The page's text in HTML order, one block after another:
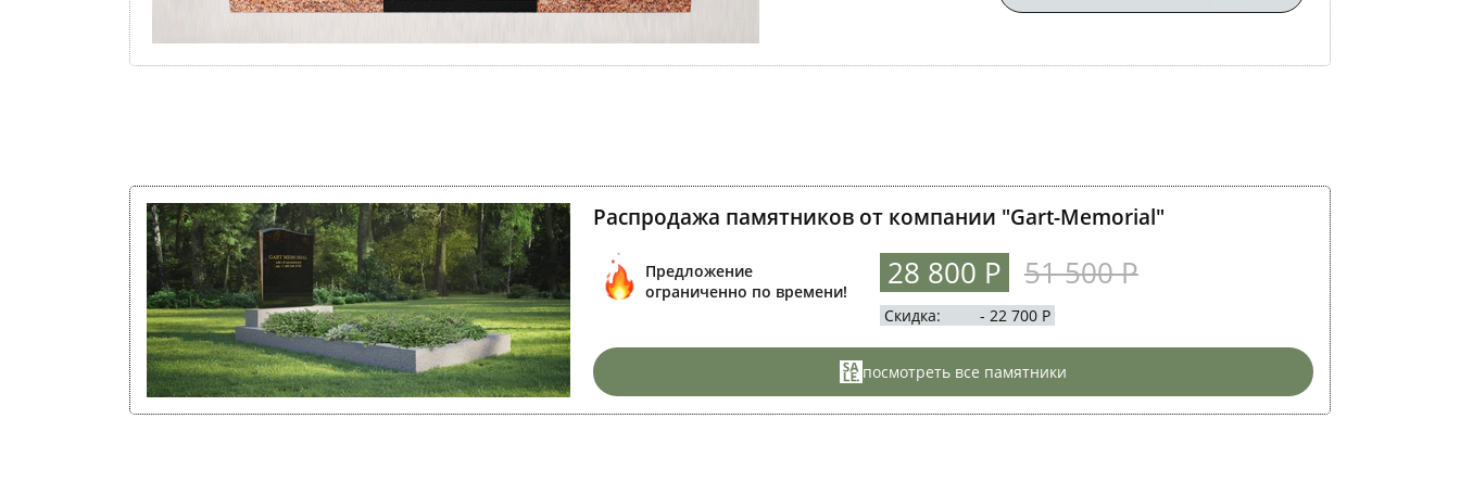
Распродажа памятников от компании "Gart-Memorial"
Предложение
ограниченно по времени!
28 800 Р 51 500 Р
Скидка: - 22 700 Р
посмотреть все памятники